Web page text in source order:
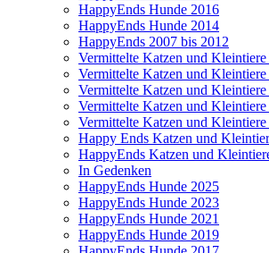
HappyEnds Hunde 2016
HappyEnds Hunde 2014
HappyEnds 2007 bis 2012
Vermittelte Katzen und
Vermittelte Katzen und
Vermittelte Katzen und Kleintiere
Vermittelte Katzen und
Vermittelte Katzen und
Happy Ends Katzen und
HappyEnds Katzen und
In Gedenken
HappyEnds Hunde 2025
HappyEnds Hunde 2023
HappyEnds Hunde 2021
HappyEnds Hunde 2019